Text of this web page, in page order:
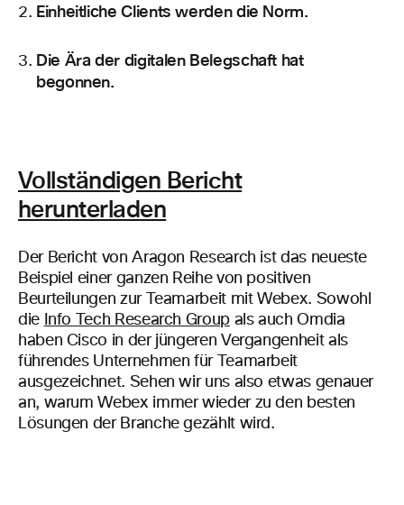
Einheitliche Clients werden die Norm.
Die Ära der digitalen Belegschaft hat
begonnen.
Vollständigen Bericht
herunterladen
Der Bericht von Aragon Research ist das neueste
Beispiel einer ganzen Reihe von positiven
Beurteilungen zur Teamarbeit mit Webex. Sowohl
die Info Tech Research Groupals auch Omdia
haben Cisco in der jüngeren Vergangenheit als
führendes Unternehmen für Teamarbeit
ausgezeichnet. Sehen wir uns also etwas genauer
an, warum Webex immer wieder zu den besten
Lösungen der Branche gezählt wird.